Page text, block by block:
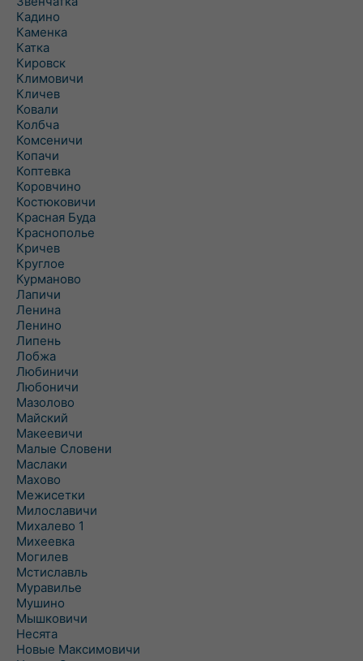
Кадино
Каменка
Катка
Кировск
Климовичи
Кличев
Ковали
Колбча
Комсеничи
Копачи
Коптевка
Коровчино
Костюковичи
Красная Буда
Краснополье
Кричев
Круглое
Курманово
Лапичи
Ленина
Ленино
Липень
Лобжа
Любиничи
Любоничи
Мазолово
Майский
Макеевичи
Малые Словени
Маслаки
Махово
Межисетки
Милославичи
Михалево 1
Михеевка
Могилев
Мстиславль
Муравилье
Мушино
Мышковичи
Несята
Новые Максимовичи